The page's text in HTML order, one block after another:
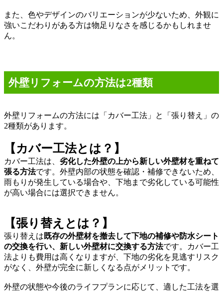
また、色やデザインのバリエーションが少ないため、外観に
強いこだわりがある方は物足りなさを感じるかもしれませ
ん。
外壁リフォームの方法は2種類
外壁リフォームの方法には「カバー工法」と「張り替え」の
2種類があります。
【カバー工法とは？】
カバー工法は、 劣化した外壁の上から新しい外壁材を重ねて
張る方法です。外壁内部の状態を確認・補修できないため、
雨もりが発生している場合や、下地まで劣化している可能性
が高い場合には選択できません。
【張り替えとは？】
張り替えは 既存の外壁材を撤去して下地の補修や防水シート
の交換を行い、新しい外壁材に交換する方法です。カバー工
法よりも費用は高くなりますが、下地の劣化を見逃すリスク
がなく、外壁が完全に新しくなる点がメリットです。
外壁の状態や今後のライフプランに応じて、適した工法を選